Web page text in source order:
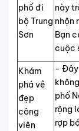
phố đi
bộ Trung
Sơn
này
nhộn
Bạn
cuộc
Khám
phá vẻ
đẹp
công
viên
- Đây
phố
rộng
rợp